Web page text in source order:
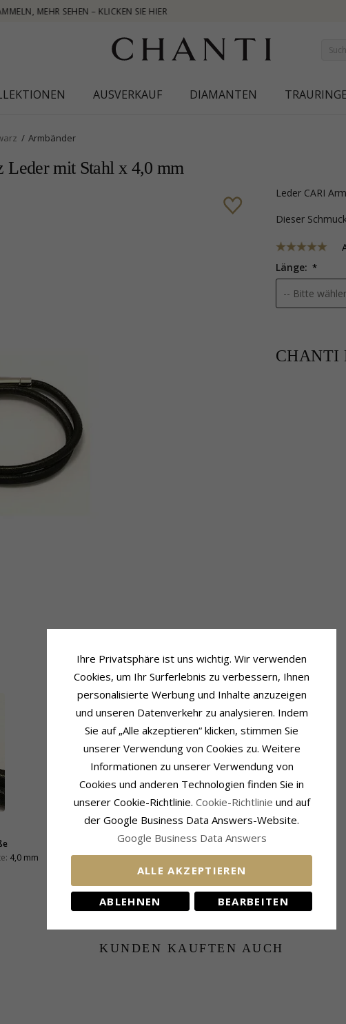
AUSVERKAUF DIAMANTEN TRAURINGE
Armbänder
Leder mit Stahl x 4,0 mm
Leder CARI
Dieser
Länge:
CHANTI
4,0 mm
Lieferzeit
Lieferzeit:4-5 Werktage
KUNDEN KAUFTEN AUCH
Ihre Privatsphäre ist uns wichtig. Wir verwenden
Cookies, um Ihr Surferlebnis zu verbessern, Ihnen
personalisierte Werbung und Inhalte anzuzeigen
und unseren Datenverkehr zu analysieren. Indem
Sie auf „Alle akzeptieren“ klicken, stimmen Sie
unserer Verwendung von Cookies zu. Weitere
Informationen zu unserer Verwendung von
Cookies und anderen Technologien finden Sie in
unserer Cookie-Richtlinie. Cookie-Richtlinie und auf
der Google Business Data Answers-Website.
Google Business Data Answers
ALLE AKZEPTIEREN
ABLEHNEN BEARBEITEN